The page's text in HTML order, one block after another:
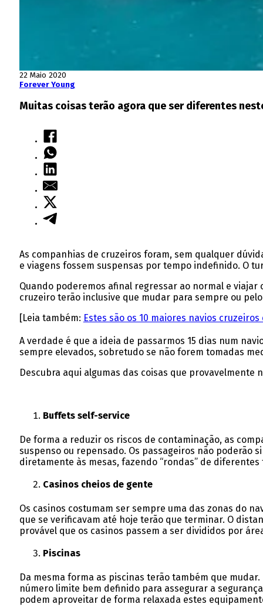
22 Maio 2020
Forever Young
Muitas coisas terão agora que ser diferentes
As companhias de cruzeiros foram, sem qualquer
e viagens fossem suspensas por tempo indefinido. O
Quando poderemos afinal regressar ao normal e
cruzeiro terão inclusive que mudar para sempre ou
[Leia também: Estes são os 10 maiores navios
A verdade é que a ideia de passarmos 15 dias num
sempre elevados, sobretudo se não forem tomadas
Descubra aqui algumas das coisas que provavelmente
Buffets self-service
De forma a reduzir os riscos de contaminação, as
suspenso ou repensado. Os passageiros não poderão
diretamente às mesas, fazendo “rondas” de diferentes
Casinos cheios de gente
Os casinos costumam ser sempre uma das zonas do
que se verificavam até hoje terão que terminar. O
provável que os casinos passem a ser divididos por
Piscinas
Da mesma forma as piscinas terão também que
número limite bem definido para assegurar a
podem aproveitar de forma relaxada estes